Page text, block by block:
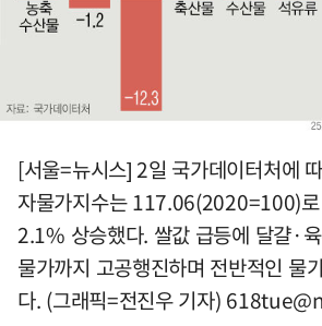
[서울=뉴시스] 2일 국가데이터처에
자물가지수는 117.06(2020=100)로
2.1% 상승했다. 쌀값 급등에 달걀·
물가까지 고공행진하며 전반적인 물
다. (그래픽=전진우 기자)